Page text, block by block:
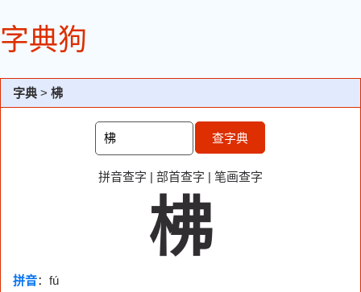
字典狗
字典 > 柫
查字典
拼音查字 | 部首查字 | 笔画查字
柫
拼音：fú